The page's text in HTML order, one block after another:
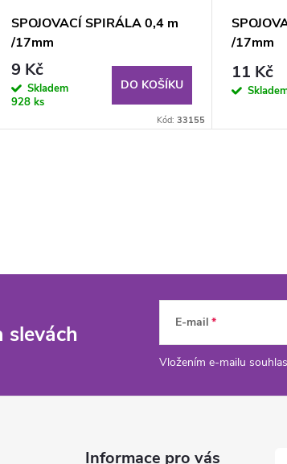
SPOJOVACÍ SPIRÁLA 0,4 m
/17mm
9 Kč
Skladem
928 ks
DO KOŠÍKU
Kód: 33155
/17mm
11 Kč
slevách E-mail
Vložením e-mailu
Informace pro vás